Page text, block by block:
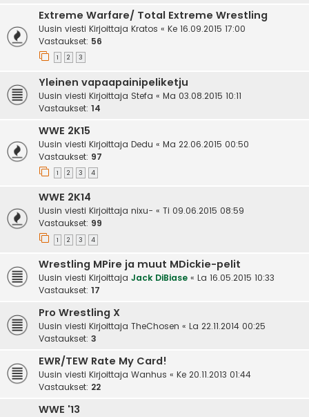
Extreme Warfare/ Total Extreme Wrestling
Uusin viesti Kirjoittaja Kratos « Ke 16.09.2015 17:00
Vastaukset: 56
1 2 3
Yleinen vapaapainipeliketju
Uusin viesti Kirjoittaja Stefa « Ma 03.08.2015 10:11
Vastaukset: 14
WWE 2K15
Uusin viesti Kirjoittaja Dedu « Ma 22.06.2015 00:50
Vastaukset: 97
1 2 3 4
WWE 2K14
Uusin viesti Kirjoittaja nixu- « Ti 09.06.2015 08:59
Vastaukset: 99
1 2 3 4
Wrestling MPire ja muut MDickie-pelit
Uusin viesti Kirjoittaja Jack DiBiase « La 16.05.2015 10:33
Vastaukset: 17
Pro Wrestling X
Uusin viesti Kirjoittaja TheChosen « La 22.11.2014 00:25
Vastaukset: 3
EWR/TEW Rate My Card!
Uusin viesti Kirjoittaja Wanhus « Ke 20.11.2013 01:44
Vastaukset: 22
WWE '13